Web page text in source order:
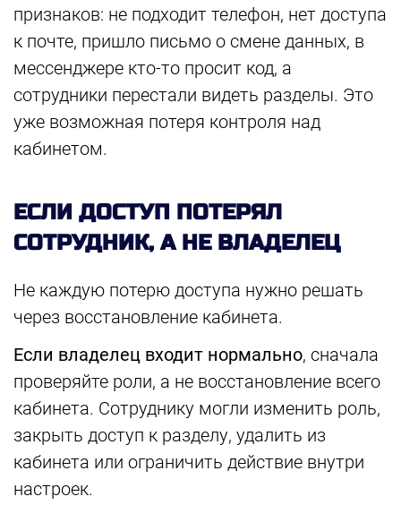
признаков: не подходит телефон, нет доступа
к почте, пришло письмо о смене данных, в
мессенджере кто-то просит код, а
сотрудники перестали видеть разделы. Это
уже возможная потеря контроля над
кабинетом.
ЕСЛИ ДОСТУП ПОТЕРЯЛ
СОТРУДНИК, А НЕ ВЛАДЕЛЕЦ
Не каждую потерю доступа нужно решать
через восстановление кабинета.
Если владелец входит нормально, сначала
проверяйте роли, а не восстановление всего
кабинета. Сотруднику могли изменить роль,
закрыть доступ к разделу, удалить из
кабинета или ограничить действие внутри
настроек.